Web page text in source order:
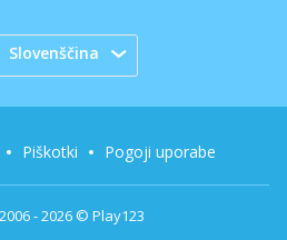
Slovenščina
- 2026 © Play123
Piškotki Pogoji uporabe